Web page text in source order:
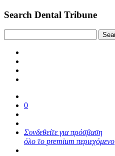
Search Dental Tribune
0
Συνδεθείτε για πρόσβαση
όλο το premium περιεχόμενο